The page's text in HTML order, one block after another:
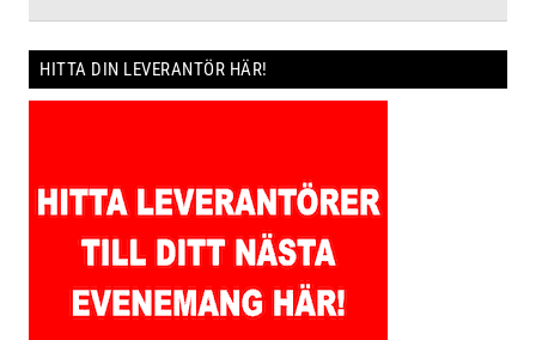
HITTA DIN LEVERANTÖR HÄR!